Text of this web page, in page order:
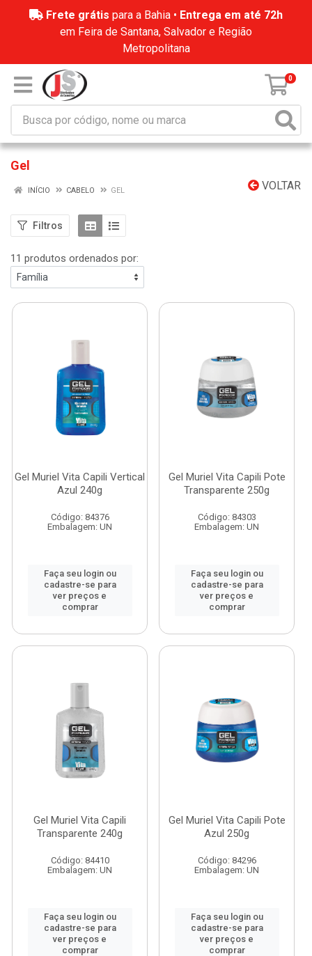
Frete grátis para a Bahia • Entrega em até 72h
em Feira de Santana, Salvador e Região
Metropolitana
0
Gel
VOLTAR
INÍCIO CABELO GEL
Filtros
11 produtos ordenados por:
Gel Muriel Vita Capili Vertical
Azul 240g
Código: 84376
Embalagem: UN
Faça seu login ou
cadastre-se para
ver preços e
comprar
Gel Muriel Vita Capili Pote
Transparente 250g
Código: 84303
Embalagem: UN
Faça seu login ou
cadastre-se para
ver preços e
comprar
Gel Muriel Vita Capili
Transparente 240g
Código: 84410
Embalagem: UN
Faça seu login ou
cadastre-se para
ver preços e
comprar
Gel Muriel Vita Capili Pote
Azul 250g
Código: 84296
Embalagem: UN
Faça seu login ou
cadastre-se para
ver preços e
comprar